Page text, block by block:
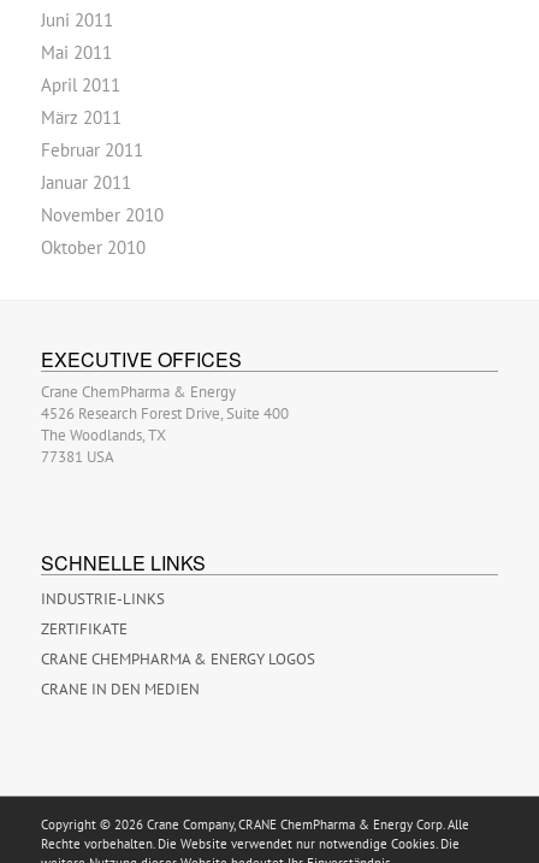
Juni 2011
Mai 2011
April 2011
März 2011
Februar 2011
Januar 2011
November 2010
Oktober 2010
EXECUTIVE OFFICES
Crane ChemPharma & Energy
4526 Research Forest Drive, Suite 400
The Woodlands, TX
77381 USA
SCHNELLE LINKS
INDUSTRIE-LINKS
ZERTIFIKATE
CRANE CHEMPHARMA & ENERGY LOGOS
CRANE IN DEN MEDIEN
Copyright © 2026 Crane Company, CRANE ChemPharma & Energy Corp. Alle
Rechte vorbehalten. Die Website verwendet nur notwendige Cookies. Die